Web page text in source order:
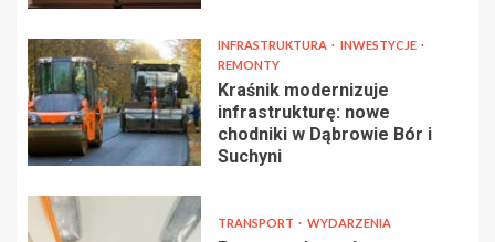
INFRASTRUKTURA
INWESTYCJE
REMONTY
Kraśnik modernizuje
infrastrukturę: nowe
chodniki w Dąbrowie Bór i
Suchyni
TRANSPORT WYDARZENIA